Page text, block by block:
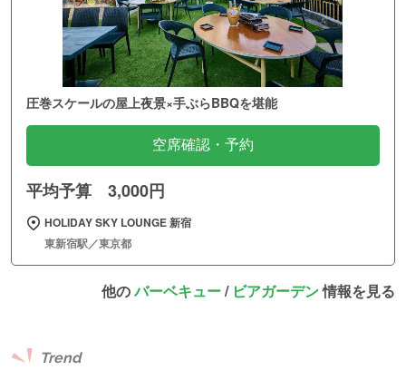
圧巻スケールの屋上夜景×手ぶらBBQを堪能
空席確認・予約
平均予算 3,000円
HOLIDAY SKY LOUNGE 新宿
東新宿駅／東京都
他のバーベキュー/ ビアガーデン情報を見る
Trend